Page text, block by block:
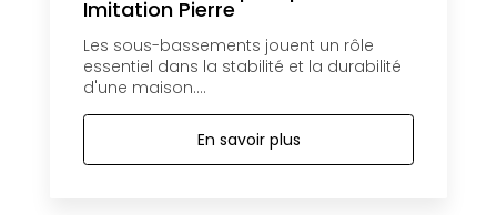
Imitation Pierre
Les sous-bassements jouent un rôle
essentiel dans la stabilité et la durabilité
d'une maison....
En savoir plus